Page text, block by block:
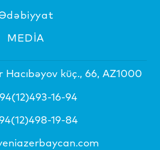
MEDİA
Hacıbəyov küç., 66, AZ1000
16-94
19-84